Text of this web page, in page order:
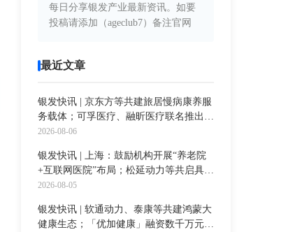
每日分享银发产业最新资讯。如要
投稿请添加（ageclub7）备注官网
最近文章
银发快讯 | 京东方等共建旅居慢病康养服
务载体；可孚医疗、融昕医疗联名推出新
款呼吸机；外骨骼机器人市场规模超16亿
2026-08-06
银发快讯 | 上海：鼓励机构开展“养老院
+互联网医院”布局；松延动力等共启具身
智能文旅场景应用；全网45岁+月活跃用
2026-08-05
银发快讯 | 软通动力、泰康等共建鸿蒙大
健康生态；「优加健康」融资数千万元，